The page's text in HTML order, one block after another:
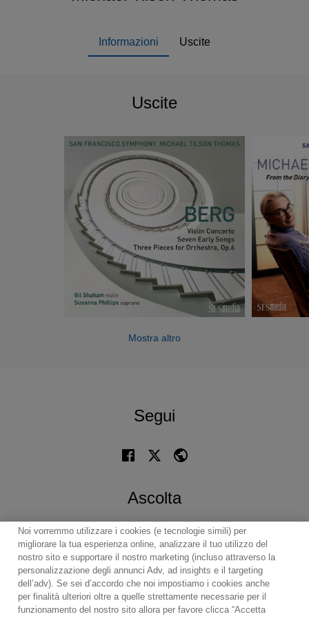
Informazioni Uscite
Uscite
Mostra altro
Segui
Ascolta
Contact Notiziario
Politica sui cookie
Noi vorremmo utilizzare i cookies (e tecnologie simili) per
migliorare la tua esperienza online, analizzare il tuo utilizzo del
nostro sito e supportare il nostro marketing (incluso attraverso la
personalizzazione degli annunci Adv, ad insights e il targeting
dell’adv). Se sei d’accordo che noi impostiamo i cookies anche
per finalità ulteriori oltre a quelle strettamente necessarie per il
funzionamento del nostro sito allora per favore clicca “Accetta